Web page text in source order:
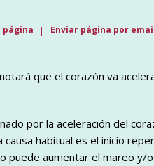
Enviar página por
que el corazón va
por la aceleración del
habitual es el inicio
puede aumentar el mareo y/